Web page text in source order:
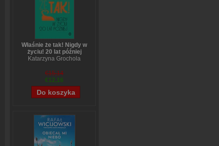
Właśnie że tak! Nigdy w
życiu! 20 lat później
Katarzyna Grochola
€15,14
€12,16